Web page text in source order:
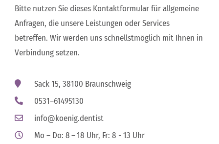
Bitte nutzen Sie dieses Kontaktformular für allgemeine
Anfragen, die unsere Leistungen oder Services
betreffen. Wir werden uns schnellstmöglich mit Ihnen in
Verbindung setzen.
Sack 15, 38100 Braunschweig
0531–61495130
info@koenig.dentist
Mo – Do: 8 – 18 Uhr, Fr: 8 - 13 Uhr